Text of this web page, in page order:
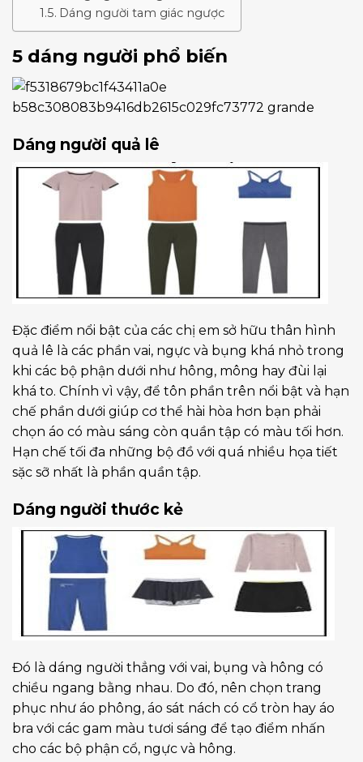
Dáng người tam giác ngược
5 dáng người phổ biến
Dáng người quả lê
Đặc điểm nổi bật của các chị em sở hữu thân hình
quả lê là các phần vai, ngực và bụng khá nhỏ trong
khi các bộ phận dưới như hông, mông hay đùi lại
khá to. Chính vì vậy, để tôn phần trên nổi bật và hạn
chế phần dưới giúp cơ thể hài hòa hơn bạn phải
chọn áo có màu sáng còn quần tập có màu tối hơn.
Hạn chế tối đa những bộ đồ với quá nhiều họa tiết
sặc sỡ nhất là phần quần tập.
Dáng người thước kẻ
Đó là dáng người thẳng với vai, bụng và hông có
chiều ngang bằng nhau. Do đó, nên chọn trang
phục như áo phông, áo sát nách có cổ tròn hay áo
bra với các gam màu tươi sáng để tạo điểm nhấn
cho các bộ phận cổ, ngực và hông.